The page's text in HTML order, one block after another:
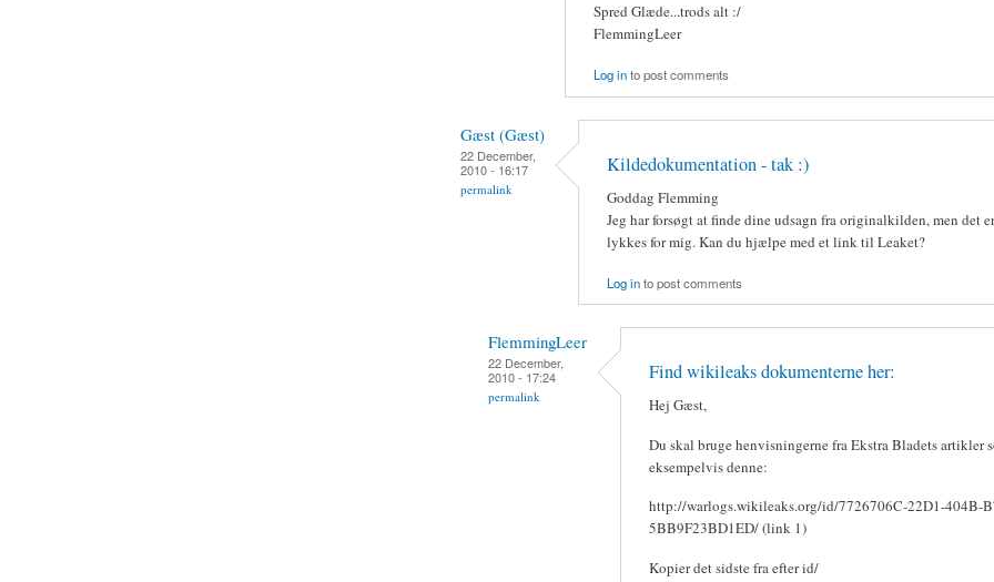
Spred Glæde...trods alt :/
FlemmingLeer
Log into post comments
Gæst (Gæst)
22 December,
2010 - 16:17
permalink
Kildedokumentation - tak :)
Goddag Flemming
Jeg har forsøgt at finde dine udsagn fra originalkilden, men det
lykkes for mig. Kan du hjælpe med et link til Leaket?
Log into post comments
FlemmingLeer
22 December,
2010 - 17:24
permalink
Find wikileaks dokumenterne her:
Hej Gæst,
Du skal bruge henvisningerne fra Ekstra Bladets artikler
eksempelvis denne:
http://warlogs.wikileaks.org/id/7726706C-22D1-404B-
5BB9F23BD1ED/ (link 1)
Kopier det sidste fra efter id/